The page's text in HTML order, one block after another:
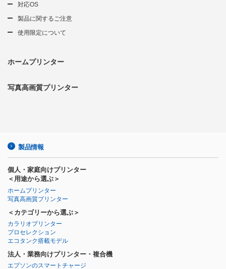
対応OS
製品に関するご注意
使用限定について
ホームプリンター
写真高画質プリンター
製品情報
個人・家庭向けプリンター
＜用途から選ぶ＞
ホームプリンター
写真高画質プリンター
＜カテゴリーから選ぶ＞
カラリオプリンター
プロセレクション
エコタンク搭載モデル
法人・業務向けプリンター・複合機
エプソンのスマートチャージ